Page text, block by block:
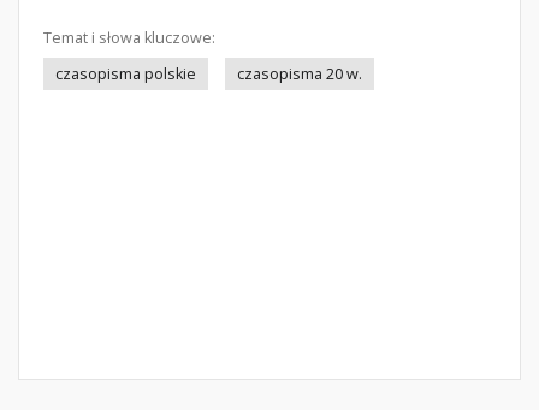
Temat i słowa kluczowe:
czasopisma polskie
czasopisma 20 w.